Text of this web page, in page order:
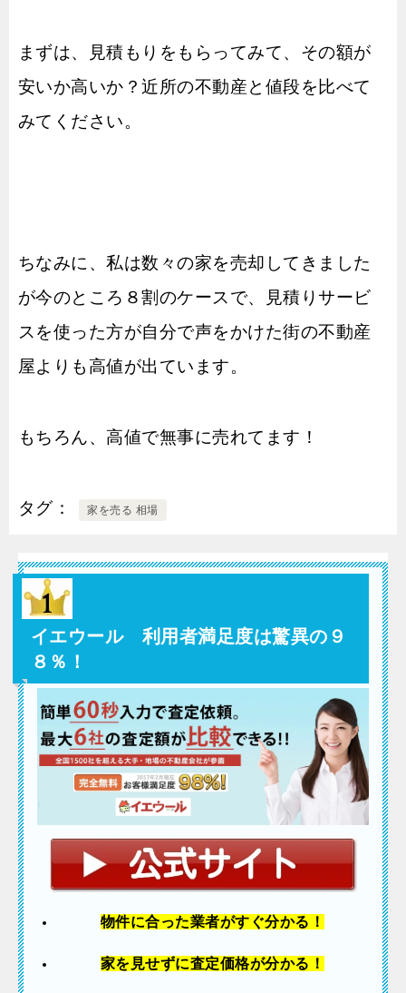
まずは、見積もりをもらってみて、その額が
安いか高いか？近所の不動産と値段を比べて
みてください。
ちなみに、私は数々の家を売却してきました
が今のところ８割のケースで、見積りサービ
スを使った方が自分で声をかけた街の不動産
屋よりも高値が出ています。
もちろん、高値で無事に売れてます！
タグ 家を売る 相場
イエウール 利用者満足度は驚異の９
８％！
物件に合った業者がすぐ分かる！
家を見せずに査定価格が分かる！